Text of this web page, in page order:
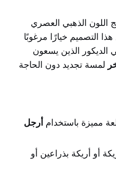
اللون الذهبي العصري
التصميم خيارًا مرغوبًا
الذين يسعون
لمسة تجديد دون الحاجة
مميزة باستخدام أرجل
أو أريكة بذراعين أو